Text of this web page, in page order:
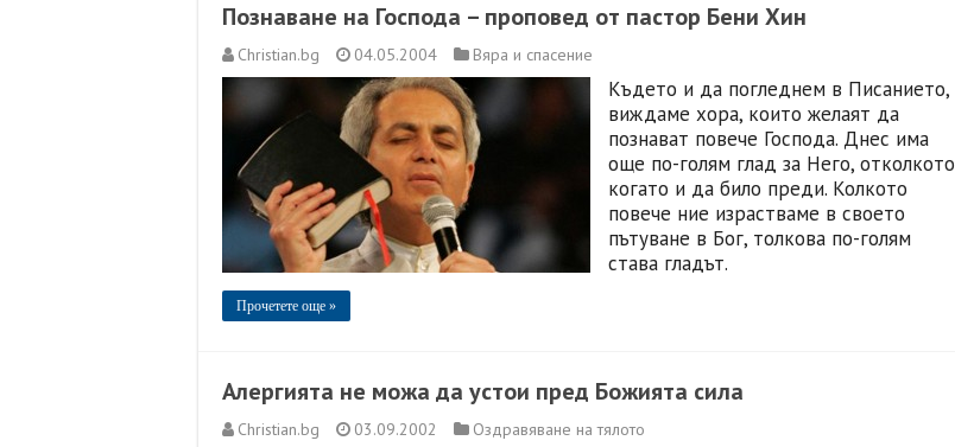
Познаване на Господа – проповед от пастор Бени Хин
Christian.bg 04.05.2004 Вяра и спасение
Където и да погледнем в Писанието,
виждаме хора, които желаят да
познават повече Господа. Днес има
още по-голям глад за Него, отколкото
когато и да било преди. Колкото
повече ние израстваме в своето
пътуване в Бог, толкова по-голям
става гладът.
Прочетете още »
Алергията не можа да устои пред Божията сила
Christian.bg 03.09.2002 Оздравяване на тялото